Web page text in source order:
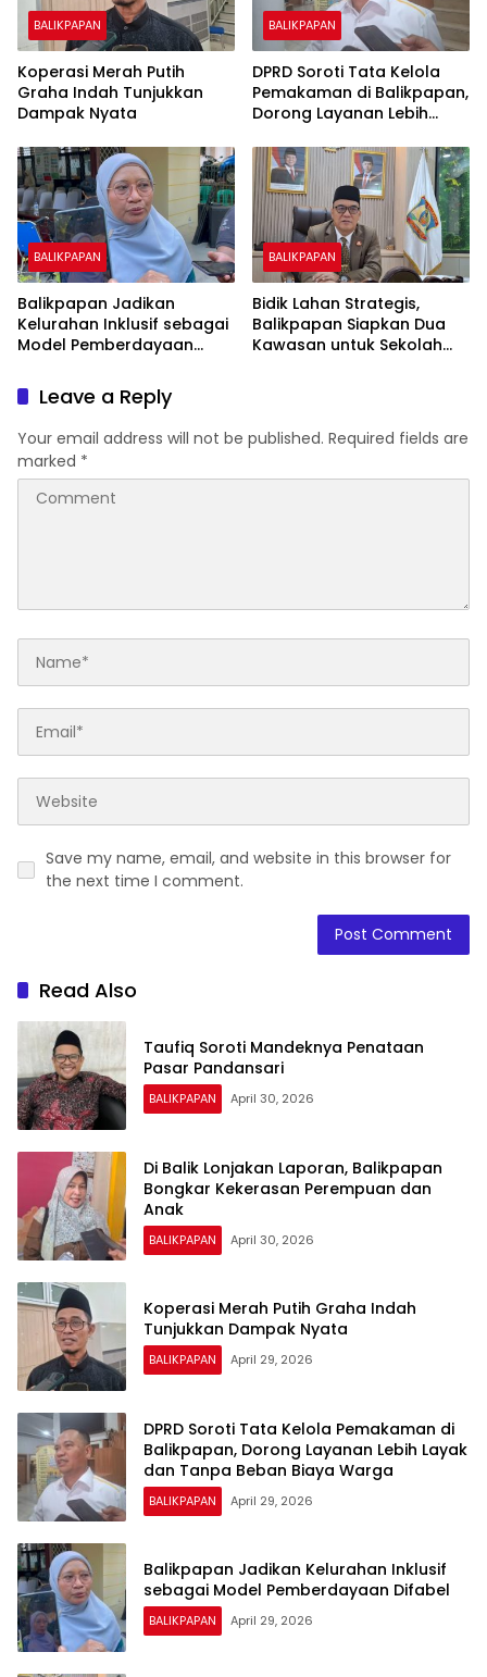
BALIKPAPAN
Koperasi Merah Putih
Graha Indah Tunjukkan
Dampak Nyata
BALIKPAPAN
DPRD Soroti Tata Kelola
Pemakaman di Balikpapan,
Dorong Layanan Lebih
Biaya Warga
BALIKPAPAN
Balikpapan Jadikan
Kelurahan Inklusif sebagai
Model Pemberdayaan
BALIKPAPAN
Bidik Lahan Strategis,
Balikpapan Siapkan Dua
Kawasan untuk Sekolah
Leave a Reply
Your email address will not be published. Required fields are
marked *
Save my name, email, and website in this browser for
the next time I comment.
Read Also
Taufiq Soroti Mandeknya Penataan
Pasar Pandansari
BALIKPAPAN April 30, 2026
Di Balik Lonjakan Laporan, Balikpapan
Bongkar Kekerasan Perempuan dan
Anak
BALIKPAPAN April 30, 2026
Koperasi Merah Putih Graha Indah
Tunjukkan Dampak Nyata
BALIKPAPAN April 29, 2026
DPRD Soroti Tata Kelola Pemakaman di
Balikpapan, Dorong Layanan Lebih Layak
dan Tanpa Beban Biaya Warga
BALIKPAPAN April 29, 2026
Balikpapan Jadikan Kelurahan Inklusif
sebagai Model Pemberdayaan Difabel
BALIKPAPAN April 29, 2026